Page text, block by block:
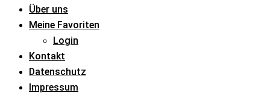
Über uns
Meine Favoriten
Login
Kontakt
Datenschutz
Impressum